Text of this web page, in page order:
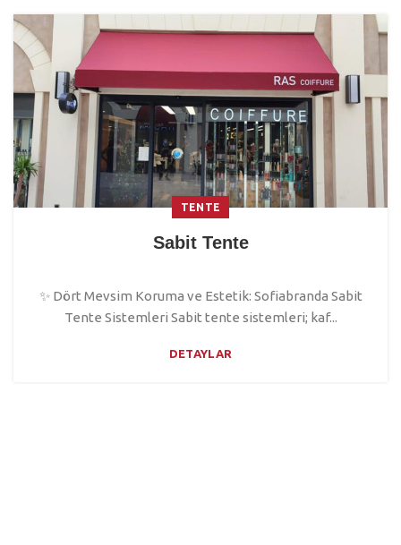
TENTE
Sabit Tente
✨ Dört Mevsim Koruma ve Estetik: Sofiabranda Sabit
Tente Sistemleri Sabit tente sistemleri; kaf...
DETAYLAR